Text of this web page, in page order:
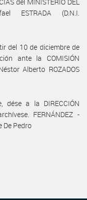
ESTRADA (D.N.I.
del 10 de diciembre de
ante la COMISIÓN
Alberto ROZADOS
dése a la DIRECCIÓN
FERNÁNDEZ -
De Pedro